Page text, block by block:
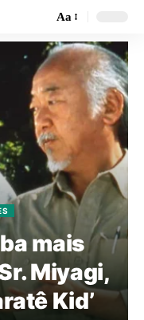
Aa
mais
Miyagi,
Kid’